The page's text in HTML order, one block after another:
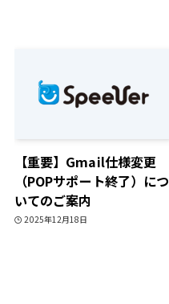
【重要】Gmail仕様変更
（POPサポート終了）につ
いてのご案内
2025年12月18日